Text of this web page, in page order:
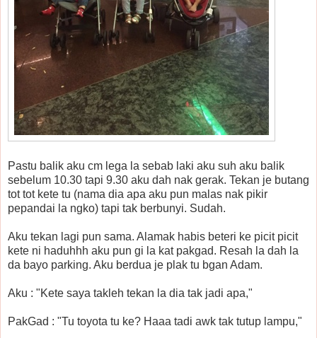
Pastu balik aku cm lega la sebab laki aku suh aku balik
sebelum 10.30 tapi 9.30 aku dah nak gerak. Tekan je butang
tot tot kete tu (nama dia apa aku pun malas nak pikir
pepandai la ngko) tapi tak berbunyi. Sudah.
Aku tekan lagi pun sama. Alamak habis beteri ke picit picit
kete ni haduhhh aku pun gi la kat pakgad. Resah la dah la
da bayo parking. Aku berdua je plak tu bgan Adam.
Aku : "Kete saya takleh tekan la dia tak jadi apa,"
PakGad : "Tu toyota tu ke? Haaa tadi awk tak tutup lampu,"